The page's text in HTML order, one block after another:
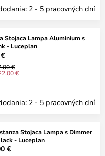
2 - 5 pracovných dní
Stojaca Lampa Aluminium s
- Luceplan
€
€
2 - 5 pracovných dní
Stojaca Lampa s Dimmer
- Luceplan
€